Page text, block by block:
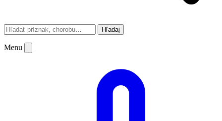
Hľadaj
Menu